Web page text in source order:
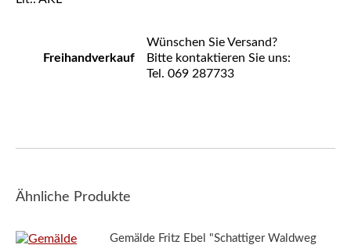
Freihandverkauf
Wünschen Sie Versand?
Bitte kontaktieren Sie uns:
Tel. 069 287733
Ähnliche Produkte
Gemälde Fritz Ebel "Schattiger Waldweg